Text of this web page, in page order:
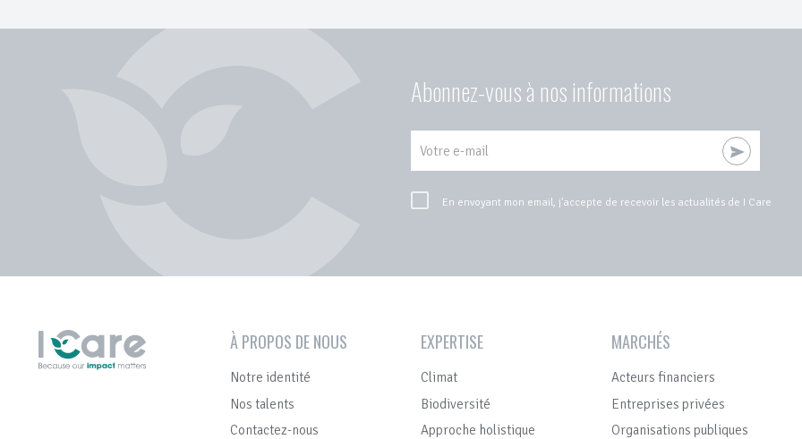
Abonnez-vous à nos informations
Votre e-mail
En envoyant mon email, j'accepte de recevoir les actualités de I Care
À PROPOS DE NOUS
Notre identité
Nos talents
Contactez-nous
EXPERTISE
Climat
Biodiversité
Approche holistique
MARCHÉS
Acteurs financiers
Entreprises privées
Organisations publiques